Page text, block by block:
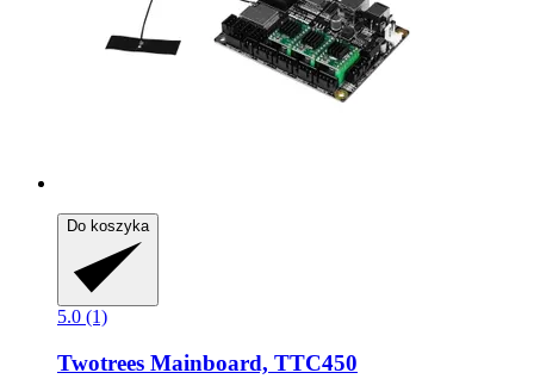
Do koszyka
5.0 (1)
Twotrees Mainboard, TTC450